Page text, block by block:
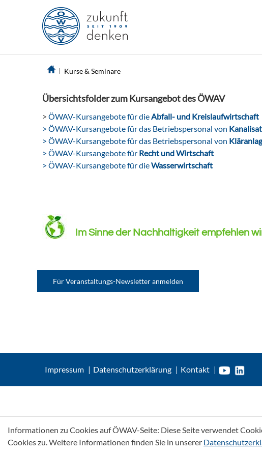
Kurse & Seminare
Übersichtsfolder zum Kursangebot des ÖWAV
> ÖWAV-Kursangebote für dieAbfall- und Kreislaufwirtschaft
> ÖWAV-Kursangebote für das Betriebspersonal von
> ÖWAV-Kursangebote für das Betriebspersonal von
> ÖWAV-Kursangebote für Recht und Wirtschaft
> ÖWAV-Kursangebote für dieWasserwirtschaft
Im Sinne der Nachhaltigkeit empfehlen
Für Veranstaltungs-Newsletter anmelden
Impressum Datenschutzerklärung Kontakt
Informationen zu Cookies auf ÖWAV-Seite: Diese Seite verwendet
Cookies zu. Weitere Informationen finden Sie in unserer